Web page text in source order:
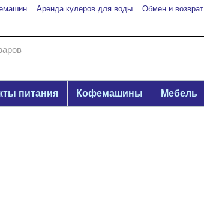
Аренда кулеров для воды Обмен и возврат
питания Кофемашины Мебель